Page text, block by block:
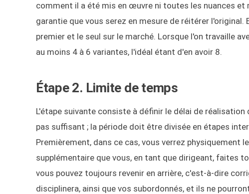
comment il a été mis en œuvre ni toutes les nuances et
garantie que vous serez en mesure de réitérer
premier et le seul sur le marché. Lorsque l'on travaille
au moins 4 à 6 variantes, l'idéal étant d'en avoir 8.
Étape 2. Limite de temps
L'étape suivante consiste à définir le délai de réalisation
pas suffisant ; la période doit être divisée en étapes
Premièrement, dans ce cas, vous verrez
supplémentaire que vous, en tant que dirigeant, faites
vous pouvez toujours revenir en arrière, c'est-à-dire
disciplinera, ainsi que vos subordonnés, et ils ne